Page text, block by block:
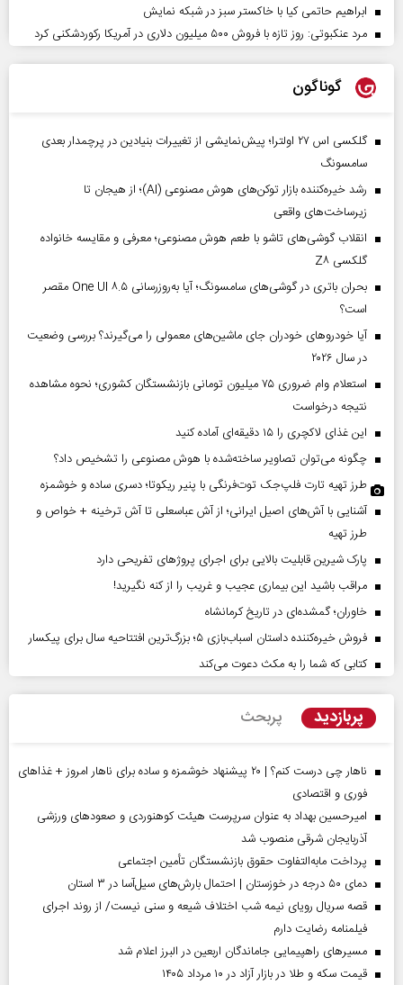
ابراهیم حاتمی کیا با خاکستر سبز در شبکه نمایش
مرد عنکبوتی: روز تازه با فروش ۵۰۰ میلیون دلاری در آمریکا رکوردشکنی کرد
گوناگون
گلکسی اس ۲۷ اولترا؛ پیش‌نمایشی از تغییرات بنیادین در پرچمدار بعدی
سامسونگ
رشد خیره‌کننده بازار توکن‌های هوش مصنوعی (AI)؛ از هیجان تا
زیرساخت‌های واقعی
انقلاب گوشی‌های تاشو‌ با طعم هوش مصنوعی؛ معرفی و مقایسه خانواده
گلکسی Z۸
بحران باتری در گوشی‌های سامسونگ؛ آیا به‌روزرسانی One UI ۸.۵ مقصر
است؟
آیا خودروهای خودران جای ماشین‌های معمولی را می‌گیرند؟ بررسی وضعیت
در سال ۲۰۲۶
استعلام وام ضروری ۷۵ میلیون تومانی بازنشستگان کشوری؛ نحوه مشاهده
نتیجه درخواست
این غذای لاکچری را ۱۵ دقیقه‌ای آماده کنید
چگونه می‌توان تصاویر ساخته‌شده با هوش مصنوعی را تشخیص داد؟
طرز تهیه تارت فلپ‌جک توت‌فرنگی با پنیر ریکوتا؛ دسری ساده و خوشمزه
آشنایی با آش‌های اصیل ایرانی؛ از آش عباسعلی تا آش ترخینه + خواص و
طرز تهیه
پارک شیرین قابلیت‌ بالایی برای اجرای پروژهای تفریحی دارد
مراقب باشید این بیماری عجیب و غریب را از کنه نگیرید!
خاوران؛ گمشده‌ای در تاریخ کرمانشاه
فروش خیره‌کننده داستان اسباب‌بازی ۵؛ بزرگ‌ترین افتتاحیه سال برای پیکسار
کتابی که شما را به مکث دعوت می‌کند
پربازدید پربحث
ناهار چی درست کنم؟ | ۲۰ پیشنهاد خوشمزه و ساده برای ناهار امروز + غذاهای
فوری و اقتصادی
امیرحسین بهداد به عنوان سرپرست هیئت کوهنوردی و صعودهای ورزشی
آذربایجان شرقی منصوب شد
پرداخت مابه‌التفاوت حقوق بازنشستگان تأمین اجتماعی
دمای ۵۰ درجه در خوزستان | احتمال بارش‌های سیل‌آسا در ۳ استان
قصه سریال رویای نیمه شب اختلاف شیعه و سنی نیست/ از روند اجرای
فیلمنامه رضایت دارم
مسیر‌های راهپیمایی جاماندگان اربعین در البرز اعلام شد
قیمت سکه و طلا در بازار آزاد در ۱۰ مرداد ۱۴۰۵